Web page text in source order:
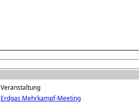
Veranstaltung
Erdgas Mehrkampf-Meeting